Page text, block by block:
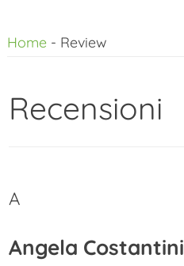
alHome- Review
Recensioni
A
Angela Costantini